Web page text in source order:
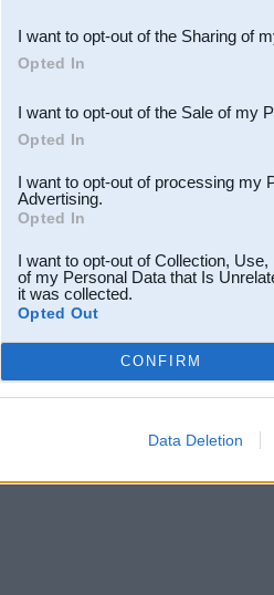
Downstream Participants
third parties.
I want to opt-out of the Sharing of
Opted In
I want to opt-out of the Sale of my
Opted In
I want to opt-out of processing my
Advertising.
Opted In
I want to opt-out of Collection,
of my Personal Data that Is
it was collected.
Opted Out
CONFIRM
Data Deletion